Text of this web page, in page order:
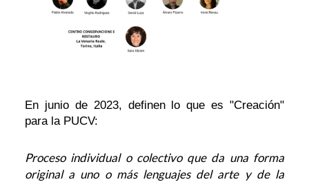
En junio de 2023, definen lo que es "Creación"
para la PUCV:
Proceso individual o colectivo que da una forma
original a uno o más lenguajes del arte y de la